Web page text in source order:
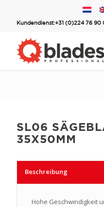
Kundendienst:+31 (0)224 76 90
SL06
35X50MM
Beschreibung
Hohe Geschwindigkeit